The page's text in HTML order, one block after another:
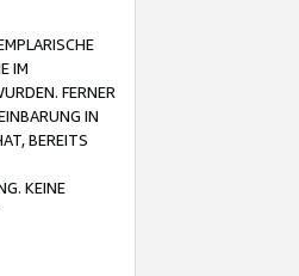
IM
FERNER
IN
BEREITS
KEINE